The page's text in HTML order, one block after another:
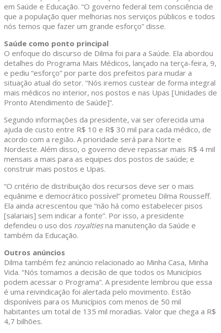
em Saúde e Educação. “O governo federal tem consciência de
que a população quer melhorias nos serviços públicos e todos
nós temos que fazer um grande esforço” disse.
Saúde como ponto principal
O enfoque do discurso de Dilma foi para a Saúde. Ela abordou
detalhes do Programa Mais Médicos, lançado na terça-feira, 9,
e pediu “esforço” por parte dos prefeitos para mudar a
situação atual do setor. “Nós iremos custear de forma integral
mais médicos no interior, nos postos e nas Upas [Unidades de
Pronto Atendimento de Saúde]”.
Segundo informações da presidente, vai ser oferecida uma
ajuda de custo entre R$ 10 e R$ 30 mil para cada médico, de
acordo com a região. A prioridade será para Norte e
Nordeste. Além disso, o governo deve repassar mais R$ 4 mil
mensais a mais para as equipes dos postos de saúde; e
construir mais postos e Upas.
“O critério de distribuição dos recursos deve ser o mais
equânime e democrático possível” prometeu Dilma Rousseff.
Ela ainda acrescentou que “não há como estabelecer pisos
[salariais] sem indicar a fonte”. Por isso, a presidente
defendeu o uso dos royaltiesna manutenção da Saúde e
também da Educação.
Outros anúncios
Dilma também fez anúncio relacionado ao Minha Casa, Minha
Vida. “Nós tomamos a decisão de que todos os Municípios
podem acessar o Programa”. A presidente lembrou que essa
é uma reivindicação foi alertada pelo movimento. Estão
disponíveis para os Municípios com menos de 50 mil
habitantes um total de 135 mil moradias. Valor que chega a R$
4,7 bilhões.